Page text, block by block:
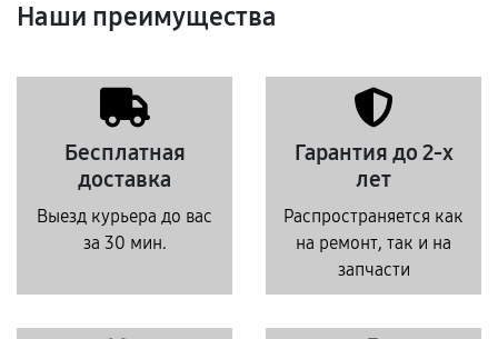
Наши преимущества
Бесплатная
доставка
Выезд курьера до вас
за 30 мин.
Гарантия до 2-х
лет
Распространяется как
на ремонт, так и на
запчасти